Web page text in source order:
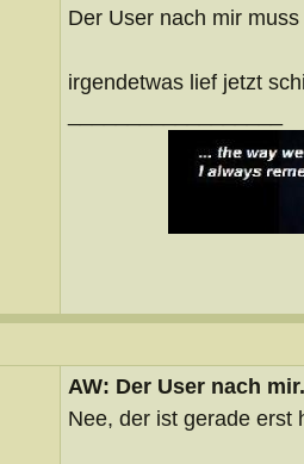
Der User nach mir
irgendetwas lief jetzt
AW: Der User nach
Nee, der ist gerade erst